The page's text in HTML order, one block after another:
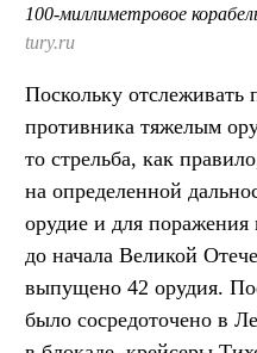
100-миллиметровое
tury.ru
Поскольку отслеживать
противника тяжелым
то стрельба, как
на определенной
орудие и для
до начала Великой
выпущено 42 орудия.
было сосредоточено в